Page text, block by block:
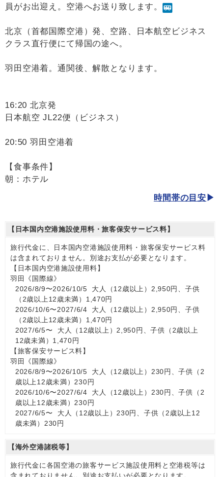
員がお出迎え。空港へお送り致します。
北京（首都国際空港）発、空路、日本航空ビジネス
クラス直行便にて帰国の途へ。
羽田空港着。通関後、解散となります。
16:20 北京発
日本航空 JL22便（ビジネス）
20:50 羽田空港着
【食事条件】
朝：ホテル
時間帯の目安
【日本国内空港施設使用料・旅客保安サービス料】
旅行代金に、日本国内空港施設使用料・旅客保安サービス料
は含まれておりません。別途お支払が必要となります。
【日本国内空港施設使用料】
羽田《国際線》
2026/8/9〜2026/10/5 大人（12歳以上）2,950円、子供
（2歳以上12歳未満）1,470円
2026/10/6〜2027/6/4 大人（12歳以上）2,950円、子供
（2歳以上12歳未満）1,470円
2027/6/5〜 大人（12歳以上）2,950円、子供（2歳以上
12歳未満）1,470円
【旅客保安サービス料】
羽田《国際線》
2026/8/9〜2026/10/5 大人（12歳以上）230円、子供（2
歳以上12歳未満）230円
2026/10/6〜2027/6/4 大人（12歳以上）230円、子供（2
歳以上12歳未満）230円
2027/6/5〜 大人（12歳以上）230円、子供（2歳以上12
歳未満）230円
【海外空港諸税等】
旅行代金に各国空港の旅客サービス施設使用料と空港税等は